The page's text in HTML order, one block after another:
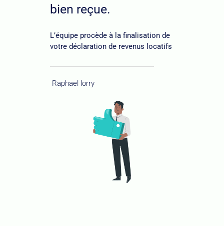
bien reçue.
L’équipe procède à la finalisation de
votre déclaration de revenus locatifs
Raphael lorry